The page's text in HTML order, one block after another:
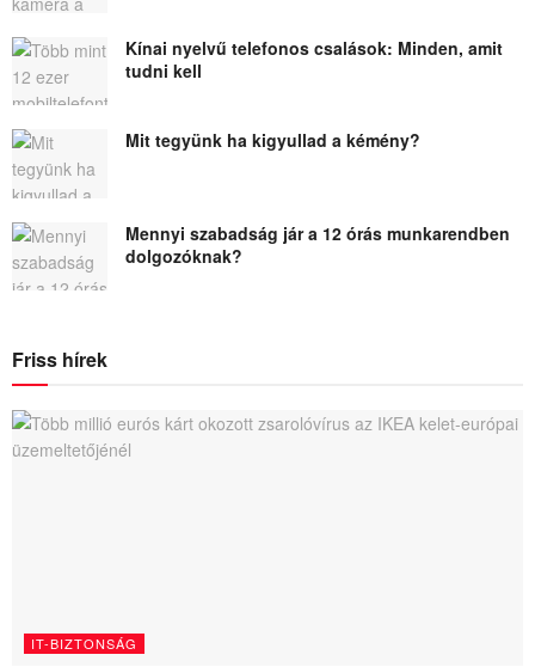
Kínai nyelvű telefonos csalások: Minden, amit
tudni kell
Mit tegyünk ha kigyullad a kémény?
Mennyi szabadság jár a 12 órás munkarendben
dolgozóknak?
Friss hírek
IT-BIZTONSÁG